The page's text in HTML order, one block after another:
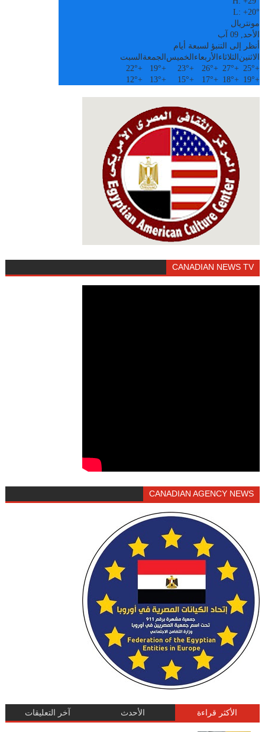
L:+20°
مونتريال
الأحد, 09 آب
أنظر إلى التنبؤ لسبعة أيام
الاثنين الثلاثاء الأربعاء الخميس الجمعة السبت
+
25°
+
27°
+
26°
+
23°
+
19°
+
22°
+
19°
+
18°
+
17°
+
15°
+
13°
+
12°
CANADIAN NEWS TV
CANADIAN AGENCY NEWS
الأكثر قراءة الأحدث آخر التعليقات